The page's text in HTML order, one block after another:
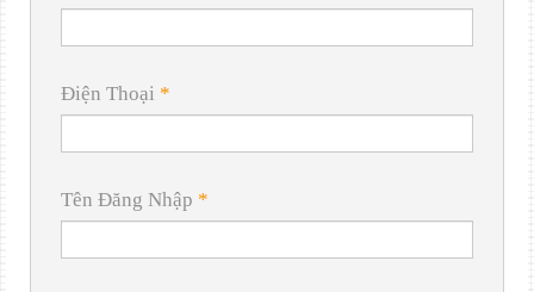
Điện Thoại *
Tên Đăng Nhập *